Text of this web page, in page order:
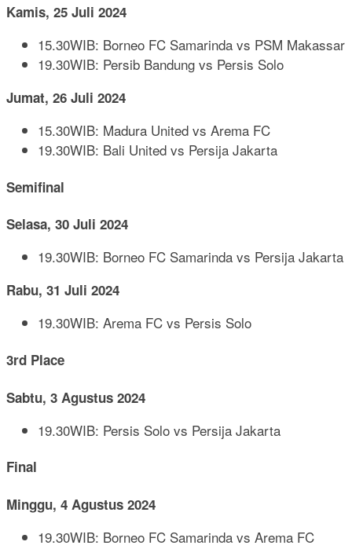
Kamis, 25 Juli 2024
15.30WIB: Borneo FC Samarinda vs PSM Makassar
19.30WIB: Persib Bandung vs Persis Solo
Jumat, 26 Juli 2024
15.30WIB: Madura United vs Arema FC
19.30WIB: Bali United vs Persija Jakarta
Semifinal
Selasa, 30 Juli 2024
19.30WIB: Borneo FC Samarinda vs Persija Jakarta
Rabu, 31 Juli 2024
19.30WIB: Arema FC vs Persis Solo
3rd Place
Sabtu, 3 Agustus 2024
19.30WIB: Persis Solo vs Persija Jakarta
Final
Minggu, 4 Agustus 2024
19.30WIB: Borneo FC Samarinda vs Arema FC